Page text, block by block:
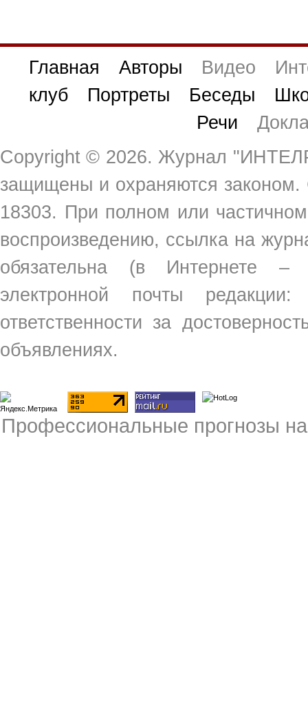
Главная Авторы Видео
клуб
Портреты Беседы
Речи
Copyright © 2026. Журнал
защищены и охраняются
18303. При полном или
воспроизведению, ссылка на
обязательна (в Интернете
электронной почты
ответственности за
объявлениях.
Профессиональные прогнозы